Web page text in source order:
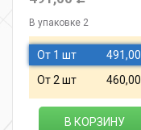
В упаковке 2
От 1 шт 491,00
От 2 шт 460,00
В КОРЗИНУ